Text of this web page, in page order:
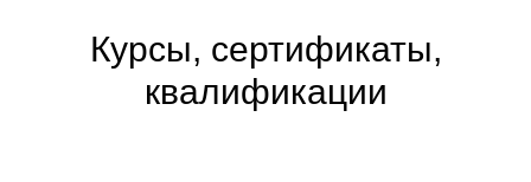
Курсы, сертификаты,
квалификации